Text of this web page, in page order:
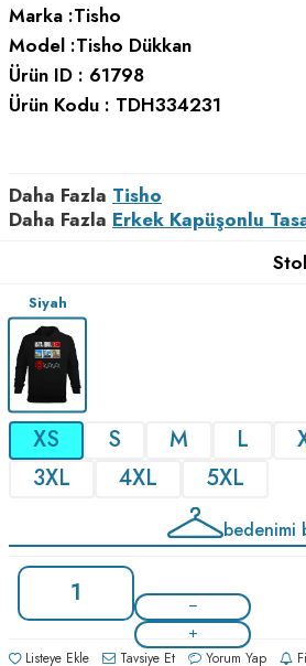
Marka :Tisho
Model :Tisho Dükkan
Ürün ID : 61798
Ürün Kodu : TDH334231
Daha Fazla Tisho
Daha Fazla Erkek Kapüşonlu
Siyah
XS S M L
3XL
4XL 5XL
bedenimi
Listeye Ekle Tavsiye Et Yorum Yap